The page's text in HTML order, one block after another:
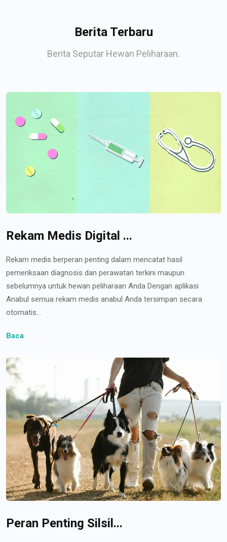
Berita Terbaru
Berita Seputar Hewan Peliharaan.
Rekam Medis Digital ...
Rekam medis berperan penting dalam mencatat hasil
pemeriksaan diagnosis dan perawatan terkini maupun
sebelumnya untuk hewan peliharaan Anda Dengan aplikasi
Anabul semua rekam medis anabul Anda tersimpan secara
otomatis...
Baca
Peran Penting Silsil...